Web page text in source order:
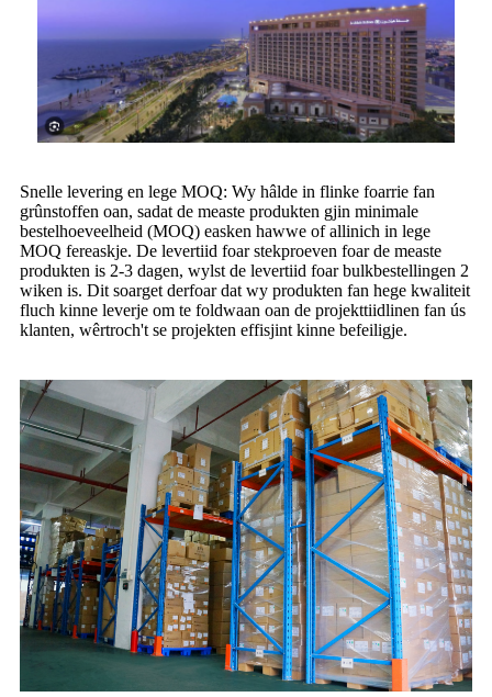
Snelle levering en lege MOQ: Wy hâlde in flinke foarrie fan
grûnstoffen oan, sadat de measte produkten gjin minimale
bestelhoeveelheid (MOQ) easken hawwe of allinich in lege
MOQ fereaskje. De levertiid foar stekproeven foar de measte
produkten is 2-3 dagen, wylst de levertiid foar bulkbestellingen 2
wiken is. Dit soarget derfoar dat wy produkten fan hege kwaliteit
fluch kinne leverje om te foldwaan oan de projekttiidlinen fan ús
klanten, wêrtroch't se projekten effisjint kinne befeiligje.